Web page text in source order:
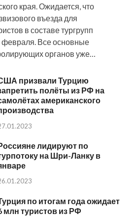
края. Ожидается, что
въезда для
в составе тургрупп
февраля. Все основные
органов уже…
призвали Турцию
полёты из РФ на
американского
лидируют по
на Шри-Ланку в
по итогам года ожидает
млн туристов из РФ